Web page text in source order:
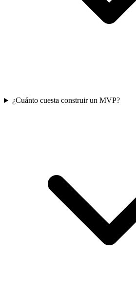
¿Cuánto cuesta construir un MVP?